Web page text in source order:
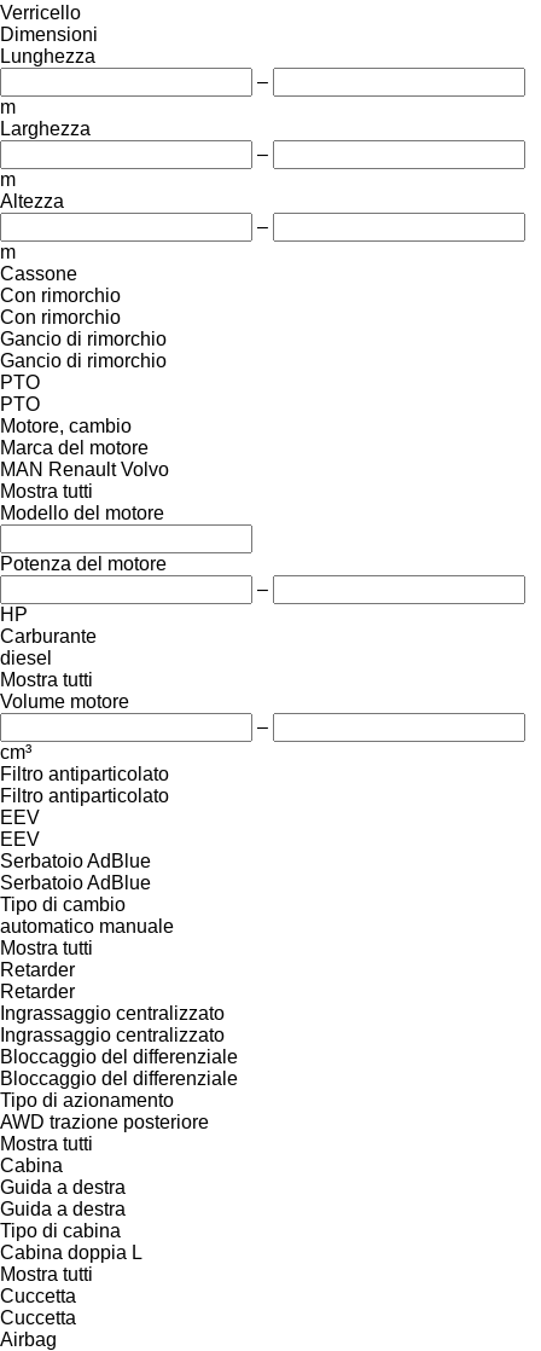
Verricello
Dimensioni
Lunghezza
–
m
Larghezza
–
m
Altezza
–
m
Cassone
Con rimorchio
Con rimorchio
Gancio di rimorchio
Gancio di rimorchio
PTO
PTO
Motore, cambio
Marca del motore
MAN Renault Volvo
Mostra tutti
Modello del motore
Potenza del motore
–
HP
Carburante
diesel
Mostra tutti
Volume motore
–
cm³
Filtro antiparticolato
Filtro antiparticolato
EEV
EEV
Serbatoio AdBlue
Serbatoio AdBlue
Tipo di cambio
automatico manuale
Mostra tutti
Retarder
Retarder
Ingrassaggio centralizzato
Ingrassaggio centralizzato
Bloccaggio del differenziale
Bloccaggio del differenziale
Tipo di azionamento
AWD trazione posteriore
Mostra tutti
Cabina
Guida a destra
Guida a destra
Tipo di cabina
Cabina doppia L
Mostra tutti
Cuccetta
Cuccetta
Airbag